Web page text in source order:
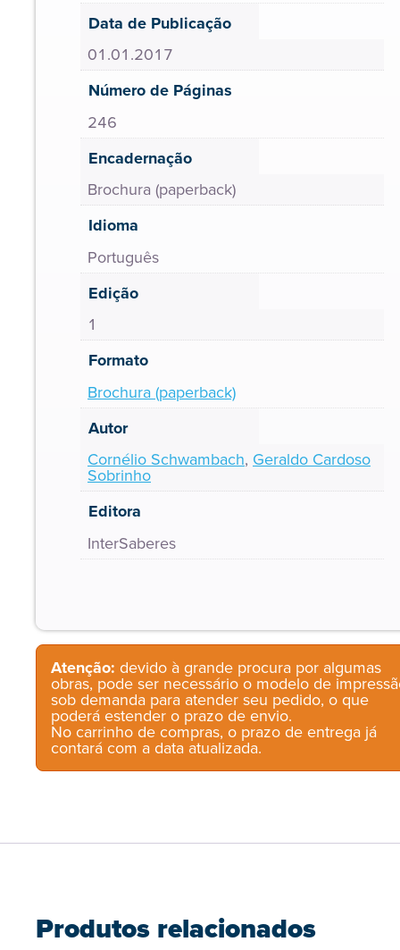
Data de Publicação
01.01.2017
Número de Páginas
246
Encadernação
Brochura (paperback)
Idioma
Português
Edição
1
Formato
Brochura (paperback)
Autor
Cornélio Schwambach, Geraldo Cardoso
Sobrinho
Editora
InterSaberes
Atenção: devido à grande procura por algumas
obras, pode ser necessário o modelo de
sob demanda para atender seu pedido, o que
poderá estender o prazo de envio.
No carrinho de compras, o prazo de entrega já
contará com a data atualizada.
Produtos relacionados